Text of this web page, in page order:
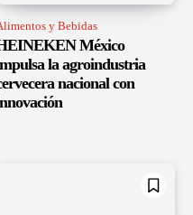
y Bebidas
México
la agroindustria
nacional con